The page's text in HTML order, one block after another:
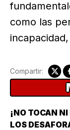
como las
Compartir:
¡NO TOCAN
LOS